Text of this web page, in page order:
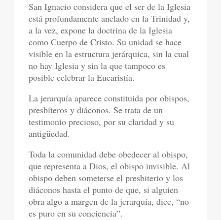
San Ignacio considera que el ser de la Iglesia
está profundamente anclado en la Trinidad y,
a la vez, expone la doctrina de la Iglesia
como Cuerpo de Cristo. Su unidad se hace
visible en la estructura jerárquica, sin la cual
no hay Iglesia y sin la que tampoco es
posible celebrar la Eucaristía.
La jerarquía aparece constituida por obispos,
presbíteros y diáconos. Se trata de un
testimonio precioso, por su claridad y su
antigüedad.
Toda la comunidad debe obedecer al obispo,
que representa a Dios, el obispo invisible. Al
obispo deben someterse el presbiterio y los
diáconos hasta el punto de que, si alguien
obra algo a margen de la jerarquía, dice, “no
es puro en su conciencia”.